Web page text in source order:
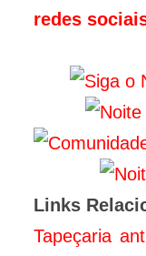
redes
Links
Tapeçaria